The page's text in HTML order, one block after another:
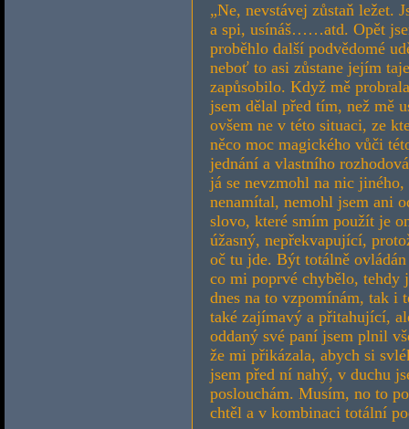
„Ne, nevstávej zůstaň ležet.
a spi, usínáš……atd. Opět
proběhlo další podvědomé
neboť to asi zůstane jejím
zapůsobilo. Když mě
jsem dělal před tím, než mě
ovšem ne v této situaci, ze
něco moc magického vůči
jednání a vlastního
já se nevzmohl na nic
nenamítal, nemohl jsem ani
slovo, které smím použít je
úžasný, nepřekvapující,
oč tu jde. Být totálně
co mi poprvé chybělo, tehdy
dnes na to vzpomínám, tak i
také zajímavý a přitahující,
oddaný své paní jsem plnil
že mi přikázala, abych si
jsem před ní nahý, v duchu
poslouchám. Musím, no to
chtěl a v kombinaci totální